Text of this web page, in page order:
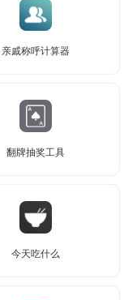
亲戚称呼计算器
翻牌抽奖工具
今天吃什么